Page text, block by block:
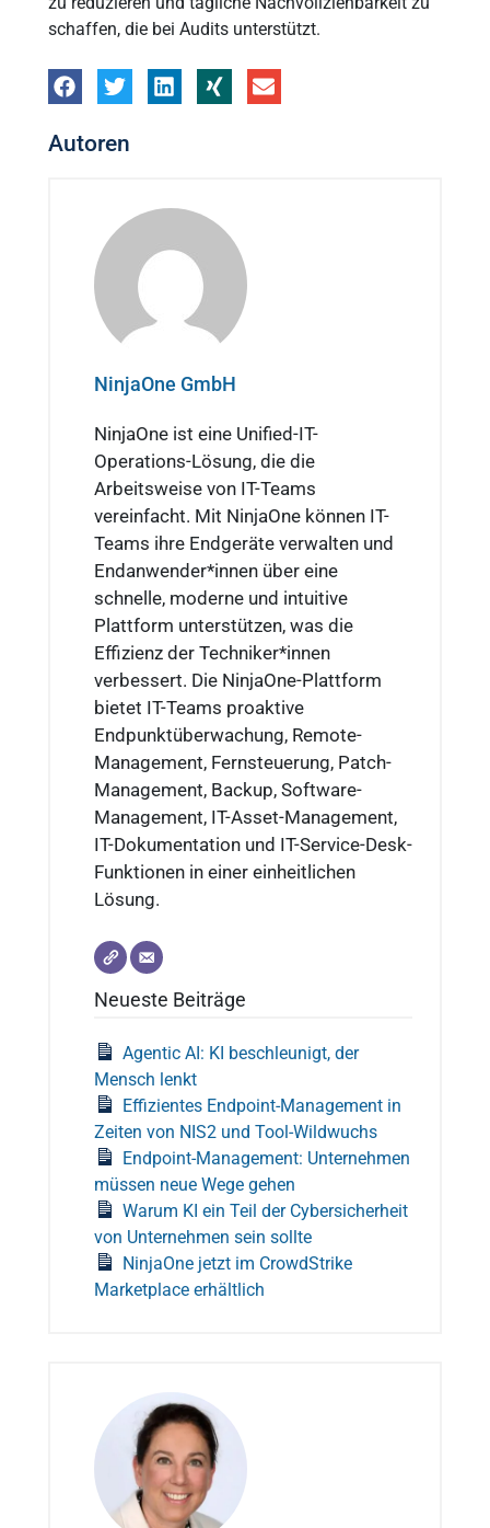
schaffen, die bei Audits unterstützt.
Autoren
NinjaOne GmbH
NinjaOne ist eine Unified-IT-
Operations-Lösung, die die
Arbeitsweise von IT-Teams
vereinfacht. Mit NinjaOne können IT-
Teams ihre Endgeräte verwalten und
Endanwender*innen über eine
schnelle, moderne und intuitive
Plattform unterstützen, was die
Effizienz der Techniker*innen
verbessert. Die NinjaOne-Plattform
bietet IT-Teams proaktive
Endpunktüberwachung, Remote-
Management, Fernsteuerung, Patch-
Management, Backup, Software-
Management, IT-Asset-Management,
IT-Dokumentation und IT-Service-Desk-
Funktionen in einer einheitlichen
Lösung.
Neueste Beiträge
Agentic AI: KI beschleunigt, der
Mensch lenkt
Effizientes Endpoint-Management in
Zeiten von NIS2 und Tool-Wildwuchs
Endpoint-Management: Unternehmen
müssen neue Wege gehen
Warum KI ein Teil der Cybersicherheit
von Unternehmen sein sollte
NinjaOne jetzt im CrowdStrike
Marketplace erhältlich